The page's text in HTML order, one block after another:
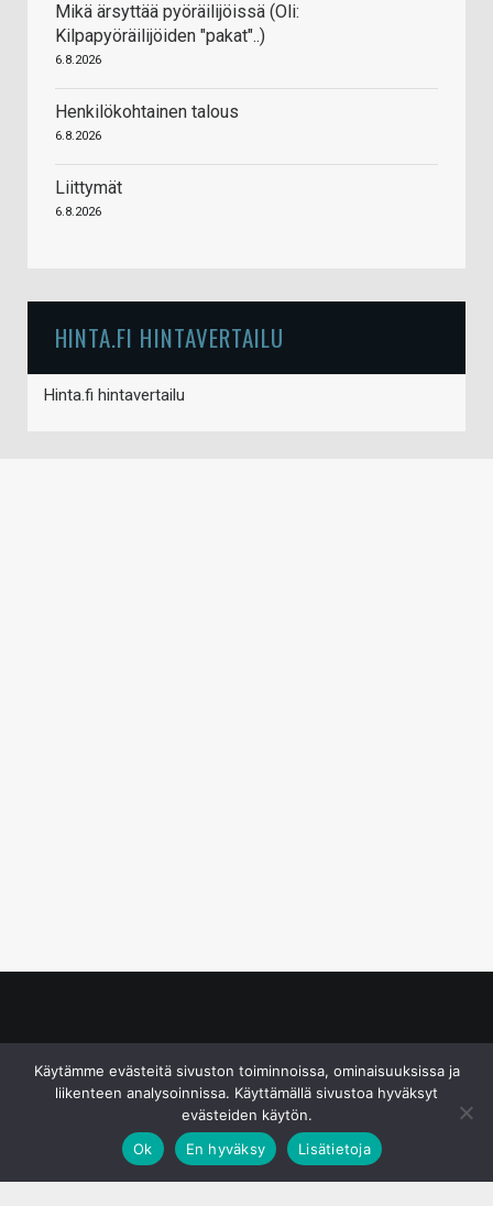
Mikä ärsyttää pyöräilijöissä (Oli:
Kilpapyöräilijöiden "pakat"..)
6.8.2026
Henkilökohtainen talous
6.8.2026
Liittymät
6.8.2026
HINTA.FI HINTAVERTAILU
Hinta.fi hintavertailu
Käytämme evästeitä sivuston toiminnoissa, ominaisuuksissa ja
liikenteen analysoinnissa. Käyttämällä sivustoa hyväksyt
evästeiden käytön.
Ok
En hyväksy Lisätietoja